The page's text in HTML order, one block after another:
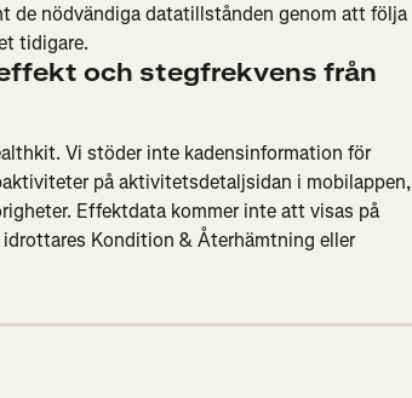
de nödvändiga datatillstånden genom att följa
tidigare.
och stegfrekvens från
Vi stöder inte kadensinformation för
på aktivitetsdetaljsidan i mobilappen,
Effektdata kommer inte att visas på
Kondition & Återhämtning eller